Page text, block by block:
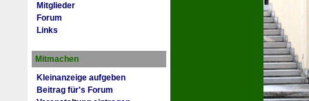
Mitglieder
Forum
Links
Mitmachen
Kleinanzeige aufgeben
Beitrag für's Forum